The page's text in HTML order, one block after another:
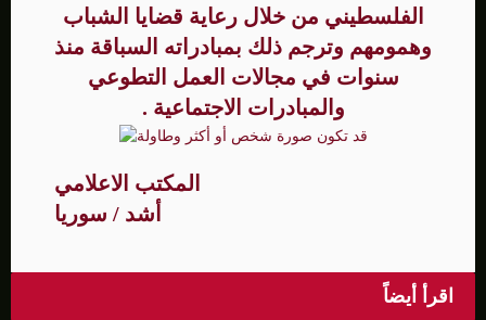
الفلسطيني من خلال رعاية قضايا الشباب
وهمومهم وترجم ذلك بمبادراته السباقة منذ
سنوات في مجالات العمل التطوعي
والمبادرات الاجتماعية .
المكتب الاعلامي
أشد / سوريا
اقرأ أيضاً